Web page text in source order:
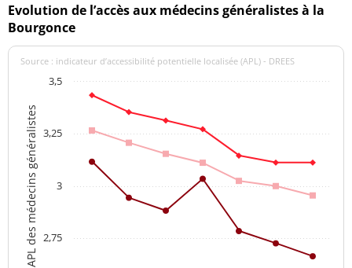
Evolution de l’accès aux médecins généralistes à la
Bourgonce
APL des médecins généralistes
Source : indicateur d’accessibilité potentielle localisée (APL) - DREES
2,75
3
3,25
3,5